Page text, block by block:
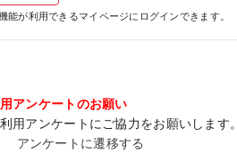
能が利用できるマイページにログインできます。
アンケートのお願い
用アンケートにご協力をお願いします。
アンケートに遷移する